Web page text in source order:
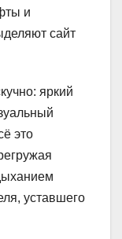
и
сайт
яркий
это
уставшего